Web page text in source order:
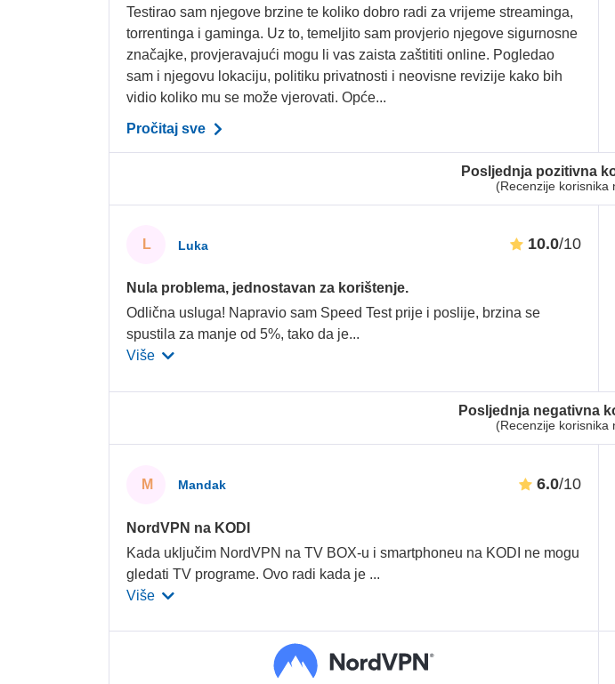
Posljednja pozitivna
(Recenzije korisnika
Posljednja negativna
(Recenzije korisnika
Testirao sam njegove brzine te koliko dobro radi za vrijeme streaminga,
torrentinga i gaminga. Uz to, temeljito sam provjerio njegove sigurnosne
značajke, provjeravajući mogu li vas zaista zaštititi online. Pogledao
sam i njegovu lokaciju, politiku privatnosti i neovisne revizije kako bih
vidio koliko mu se može vjerovati. Opće...
Pročitaj sve
L Luka 10.0/10
Nula problema, jednostavan za korištenje.
Odlična usluga! Napravio sam Speed Test prije i poslije, brzina se
spustila za manje od 5%, tako da je...
Više
M Mandak 6.0/10
NordVPN na KODI
Kada uključim NordVPN na TV BOX-u i smartphoneu na KODI ne mogu
gledati TV programe. Ovo radi kada je ...
Više